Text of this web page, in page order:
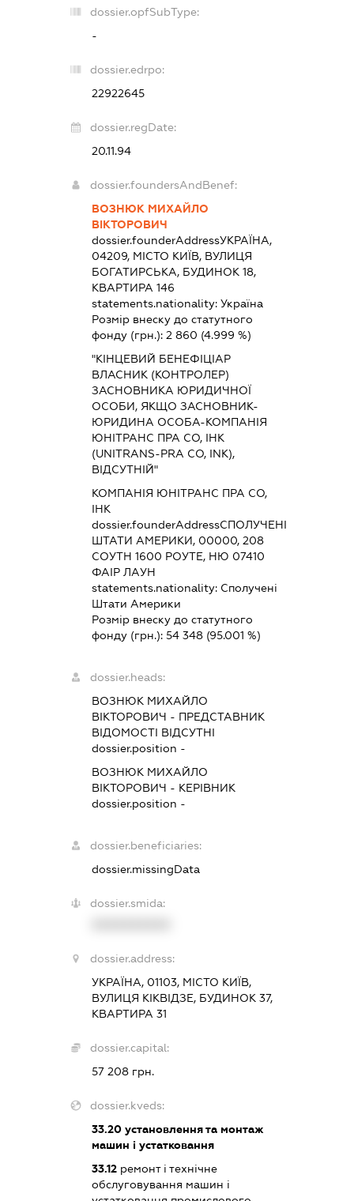
dossier.opfSubType:
-
dossier.edrpo:
22922645
dossier.regDate:
20.11.94
dossier.foundersAndBenef:
ВОЗНЮК МИХАЙЛО
ВІКТОРОВИЧ
dossier.founderAddressУКРАЇНА,
04209, МІСТО КИЇВ, ВУЛИЦЯ
БОГАТИРСЬКА, БУДИНОК 18,
КВАРТИРА 146
statements.nationality:Україна
Розмір внеску до статутного
фонду (грн.):2 860 (4.999 %)
"КІНЦЕВИЙ БЕНЕФІЦІАР
ВЛАСНИК (КОНТРОЛЕР)
ЗАСНОВНИКА ЮРИДИЧНОЇ
ОСОБИ, ЯКЩО ЗАСНОВНИК-
ЮРИДИНА ОСОБА-КОМПАНІЯ
ЮНІТРАНС ПРА СО, ІНК
(UNITRANS-PRA CO, INK),
ВІДСУТНІЙ"
КОМПАНІЯ ЮНІТРАНС ПРА СО,
ІНК
dossier.founderAddressСПОЛУЧЕНІ
ШТАТИ АМЕРИКИ, 00000, 208
СОУТН 1600 РОУТЕ, НЮ 07410
ФАІР ЛАУН
statements.nationality: Сполучені
Штати Америки
Розмір внеску до статутного
фонду (грн.):54 348 (95.001 %)
dossier.heads:
ВОЗНЮК МИХАЙЛО
ВІКТОРОВИЧ - ПРЕДСТАВНИК
ВІДОМОСТІ ВІДСУТНІ
dossier.position -
ВОЗНЮК МИХАЙЛО
ВІКТОРОВИЧ - КЕРІВНИК
dossier.position -
dossier.beneficiaries:
dossier.missingData
dossier.smida:
dossier.address:
УКРАЇНА, 01103, МІСТО КИЇВ,
ВУЛИЦЯ КІКВІДЗЕ, БУДИНОК 37,
КВАРТИРА 31
dossier.capital:
57 208 грн.
dossier.kveds:
33.20 установлення та монтаж
машин і устатковання
33.12 ремонт і технічне
обслуговування машин і